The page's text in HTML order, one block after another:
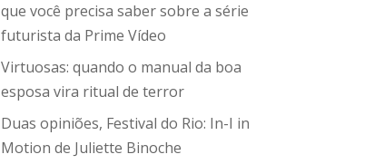
que você precisa saber sobre a série
futurista da Prime Vídeo
Virtuosas: quando o manual da boa
esposa vira ritual de terror
Duas opiniões, Festival do Rio: In-I in
Motion de Juliette Binoche